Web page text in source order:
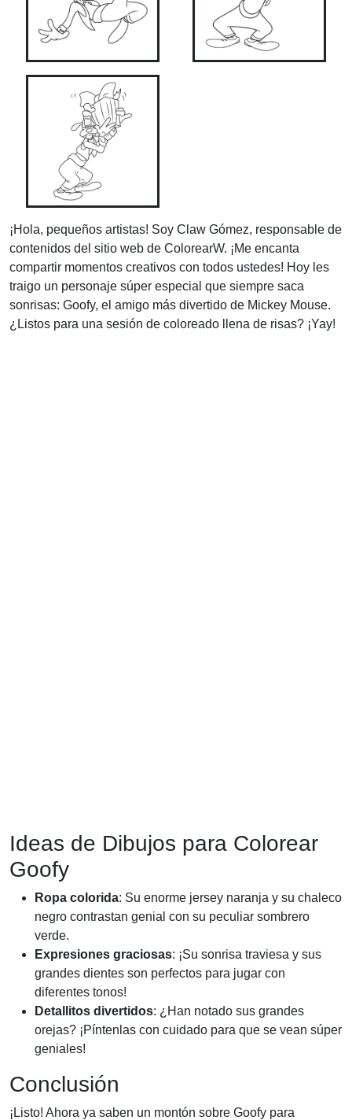
¡Hola, pequeños artistas! Soy Claw Gómez, responsable de
contenidos del sitio web de ColorearW. ¡Me encanta
compartir momentos creativos con todos ustedes! Hoy les
traigo un personaje súper especial que siempre saca
sonrisas: Goofy, el amigo más divertido de Mickey Mouse.
¿Listos para una sesión de coloreado llena de risas? ¡Yay!
Ideas de Dibujos para Colorear
Goofy
Ropa colorida: Su enorme jersey naranja y su chaleco
negro contrastan genial con su peculiar sombrero
verde.
Expresiones graciosas: ¡Su sonrisa traviesa y sus
grandes dientes son perfectos para jugar con
diferentes tonos!
Detallitos divertidos: ¿Han notado sus grandes
orejas? ¡Píntenlas con cuidado para que se vean súper
geniales!
Conclusión
¡Listo! Ahora ya saben un montón sobre Goofy para